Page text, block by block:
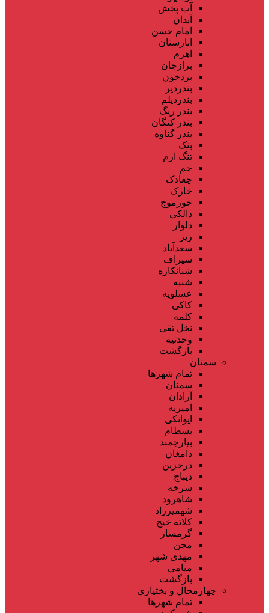
آب پخش
آبدان
امام حسن
انارستان
اهرم
برازجان
بردخون
بندردیر
بندردیلم
بندر ریگ
بندر کنگان
بندر گناوه
بنک
تنگ ارم
جم
چغادک
خارک
خورموج
دالکی
دلوار
ریز
سعدآباد
سیراف
شبانکاره
شنبه
عسلویه
کاکی
کلمه
نخل تقی
وحدتیه
بازگشت
سمنان
تمام شهر‌ها
سمنان
آرادان
امیریه
ایوانکی
بسطام
بیارجمند
دامغان
درجزین
دیباج
سرخه
شاهرود
شهمیرزاد
کلاته خیج
گرمسار
مجن
مهدی شهر
میامی
بازگشت
چهارمحال و بختیاری
تمام شهر‌ها